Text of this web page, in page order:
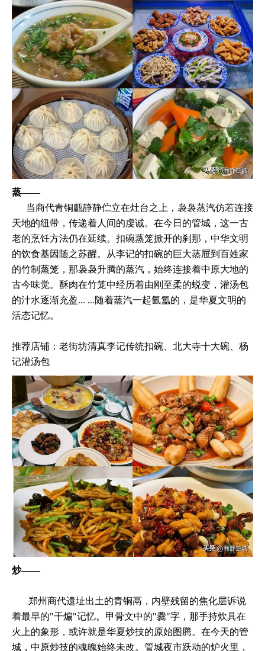
蒸——
当商代青铜甗静静伫立在灶台之上，袅袅蒸汽仿若连接
天地的纽带，传递着人间的虔诚。在今日的管城，这一古
老的烹饪方法仍在延续。扣碗蒸笼掀开的刹那，中华文明
的饮食基因随之苏醒。从李记的扣碗的巨大蒸屉到百姓家
的竹制蒸笼，那袅袅升腾的蒸汽，始终连接着中原大地的
古今味觉。酥肉在竹笼中经历着由刚至柔的蜕变，灌汤包
的汁水逐渐充盈... ...随着蒸汽一起氤氲的，是华夏文明的
活态记忆。
推荐店铺：老街坊清真李记传统扣碗、北大寺十大碗、杨
记灌汤包
炒——
郑州商代遗址出土的青铜鬲，内壁残留的焦化层诉说
着最早的"干煸"记忆。甲骨文中的"爨"字，那手持炊具在
火上的象形，或许就是华夏炒技的原始图腾。在今天的管
城，中原炒技的魂魄始终未改。管城夜市跃动的炉火里，